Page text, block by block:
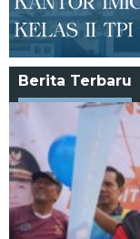
Berita Terbaru